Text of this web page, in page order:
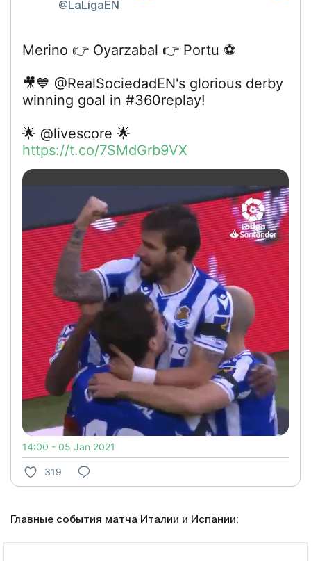
@LaLigaEN
Merino 👉 Oyarzabal 👉 Portu ⚽️
🎥💙 @RealSociedadEN's glorious derby
winning goal in #360replay!
🌟 @livescore 🌟
https://t.co/7SMdGrb9VX
14:00 - 05 Jan 2021
319
Главные события матча Италии и Испании: